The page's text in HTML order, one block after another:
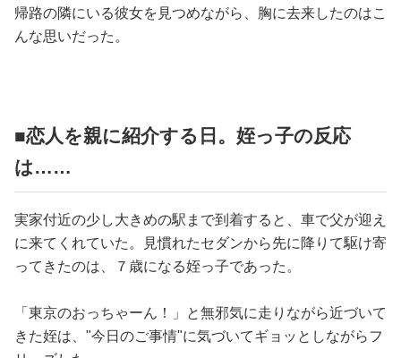
帰路の隣にいる彼女を見つめながら、胸に去来したのはこ
んな思いだった。
■恋人を親に紹介する日。姪っ子の反応
は……
実家付近の少し大きめの駅まで到着すると、車で父が迎え
に来てくれていた。見慣れたセダンから先に降りて駆け寄
ってきたのは、７歳になる姪っ子であった。
「東京のおっちゃーん！」と無邪気に走りながら近づいて
きた姪は、"今日のご事情"に気づいてギョッとしながらフ